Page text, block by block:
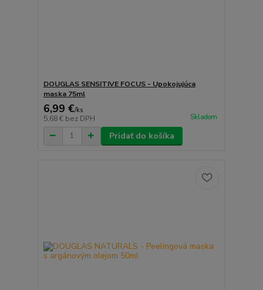
DOUGLAS SENSITIVE FOCUS - Upokojujúca
maska 75ml
6,99 €/ks
5,68 € bez DPH Skladom
Pridať do košíka